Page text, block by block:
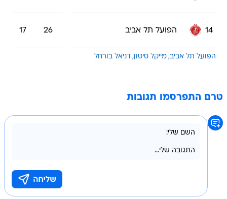
14 הפועל תל אביב 26
17
הפועל תל אביב מייקל סיטון דניאל בורחל
טרם התפרסמו תגובות